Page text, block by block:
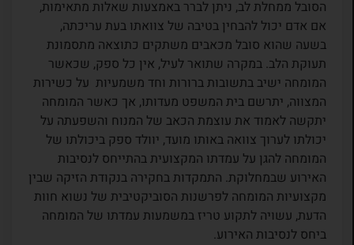
הסובל ממחלת לב, ניתן לברר באמצעות שאלות מתאימות,
אם אדם יכול להבחין בטיבה של צוואתו בעת עריכתה,
בשעה שהוא סובל מכאבים משתקים כתוצאה מתסמונת
תעוקת הלב. במקרה שתואר לעיל, אין כל ספק, שכאשר
המומחה ישיב בתשובות ברורות וחד משמעיות על כשירות
המצווה, יתרשם בית המשפט מעדותו, אך כאשר המומחה
יתקשה לאמוד את עוצמת הכאב של המנוח והשפעתה על
יכולתו לערוך צוואה באותו מועד, יוולד ספק ביכולתו של
המומחה להגן על עמדתו המקצועית בהתייחס לנסיבות
האירוע שבמחלוקת. התמקדות בחקירה בנקודת הזיקה שבין
מקצועיות המומחה לפרשנות הסוביקטיבית של נשוא חוות
הדעת, עשויה לתקוע טריז במשמעות עמדתו של המומחה
ביחס לנסיבות האירוע.